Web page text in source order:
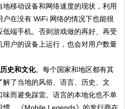
移动设备和网络速度的现状，利用
在没有 WiFi 网络的情况下也能很
端手机。否则游戏做的再好、再受
户的设备上运行，也会对用户数量
史和文化。每个国家和地区都有其
了当地的风俗、语言、历史、文
而避免踩雷。语言的本地化也不单